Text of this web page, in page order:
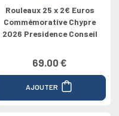
Rouleaux 25 x 2€ Euros
Commémorative Chypre
2026 Presidence Conseil
69.00 €
AJOUTER